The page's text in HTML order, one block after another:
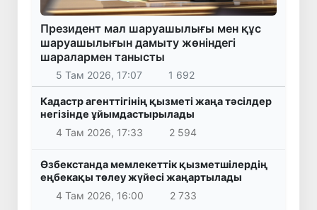
Президент мал шаруашылығы мен құс
шаруашылығын дамыту жөніндегі
шаралармен танысты
5 Там 2026, 17:07 1 692
Кадастр агенттігінің қызметі жаңа тәсілдер
негізінде ұйымдастырылады
4 Там 2026, 17:33
2 594
Өзбекстанда мемлекеттік қызметшілердің
еңбекақы төлеу жүйесі жаңартылады
4 Там 2026, 16:00
2 733